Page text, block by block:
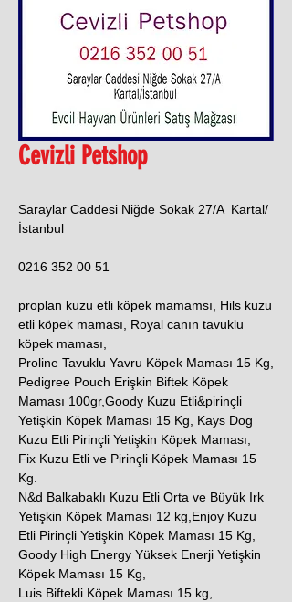
Cevizli Petshop
Saraylar Caddesi Niğde Sokak 27/A Kartal/
İstanbul
0216 352 00 51
proplan kuzu etli köpek mamamsı, Hils kuzu
etli köpek maması, Royal canın tavuklu
köpek maması,
Proline Tavuklu Yavru Köpek Maması 15 Kg,
Pedigree Pouch Erişkin Biftek Köpek
Maması 100gr,Goody Kuzu Etli&pirinçli
Yetişkin Köpek Maması 15 Kg, Kays Dog
Kuzu Etli Pirinçli Yetişkin Köpek Maması,
Fix Kuzu Etli ve Pirinçli Köpek Maması 15
Kg.
N&d Balkabaklı Kuzu Etli Orta ve Büyük Irk
Yetişkin Köpek Maması 12 kg,Enjoy Kuzu
Etli Pirinçli Yetişkin Köpek Maması 15 Kg,
Goody High Energy Yüksek Enerji Yetişkin
Köpek Maması 15 Kg,
Luis Biftekli Köpek Maması 15 kg,